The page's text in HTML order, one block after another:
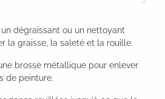
un dégraissant ou un nettoyant
la graisse, la saleté et la rouille.
brosse métallique pour enlever
de peinture.